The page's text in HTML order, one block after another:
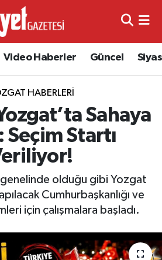
Video Haberler Güncel
HABERLERI
Sahaya
Seçim Startı
olduğu gibi Yozgat
Cumhurbaşkanlığı ve
için çalışmalara başladı.